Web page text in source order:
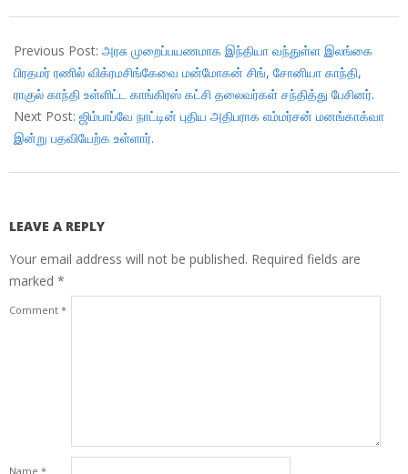
11-
24
Previous Post: அரசு முறைப்பயணமாக இந்தியா வந்துள்ள இலங்கை
பிரதமர் ரணில் விக்ரமசிங்கேவை மன்மோகன் சிங், சோனியா காந்தி,
ராகுல் காந்தி உள்ளிட்ட காங்கிரஸ் கட்சி தலைவர்கள் சந்தித்து பேசினர்.
Next Post: ஜிம்பாப்வே நாட்டின் புதிய அதிபராக எம்மர்சன் மனங்காக்வா
இன்று பதவியேற்க உள்ளார்.
LEAVE A REPLY
Your email address will not be published. Required fields are
marked *
Comment *
Name *